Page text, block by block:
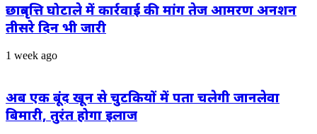
छात्रवृत्ति घोटाले में कार्रवाई की मांग तेज आमरण अनशन
तीसरे दिन भी जारी
1 week ago
अब एक बूंद खून से चुटकियों में पता चलेगी जानलेवा
बिमारी, तुरंत होगा इलाज